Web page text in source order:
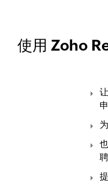
使用 Zoho